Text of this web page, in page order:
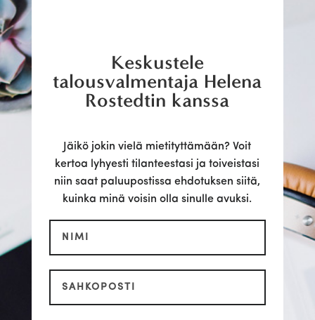
Keskustele
talousvalmentaja Helena
Rostedtin kanssa
Jäikö jokin vielä mietityttämään? Voit
kertoa lyhyesti tilanteestasi ja toiveistasi
niin saat paluupostissa ehdotuksen siitä,
kuinka minä voisin olla sinulle avuksi.